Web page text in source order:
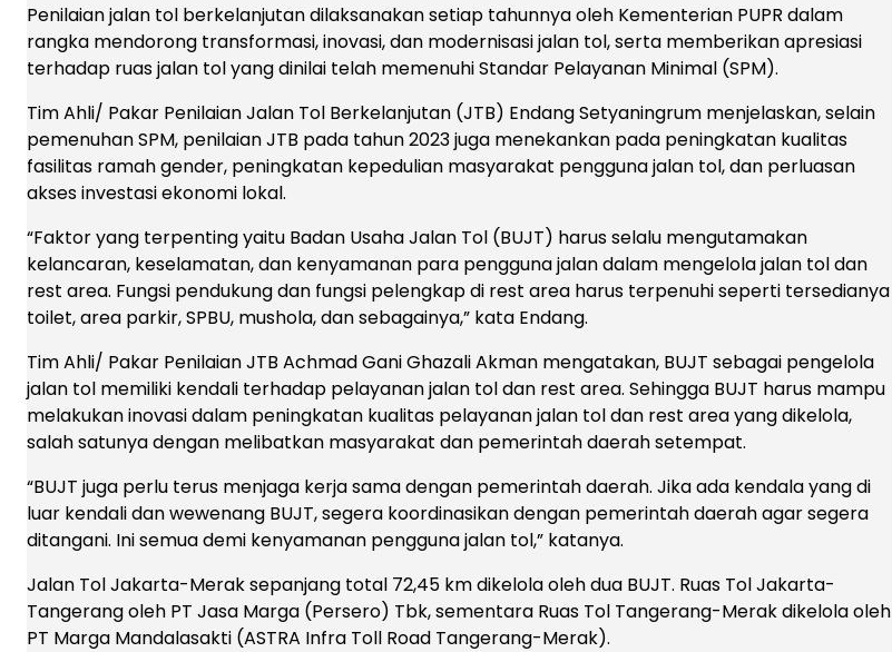
Penilaian jalan tol berkelanjutan dilaksanakan setiap tahunnya oleh Kementerian PUPR dalam
rangka mendorong transformasi, inovasi, dan modernisasi jalan tol, serta memberikan apresiasi
terhadap ruas jalan tol yang dinilai telah memenuhi Standar Pelayanan Minimal (SPM).
Tim Ahli/ Pakar Penilaian Jalan Tol Berkelanjutan (JTB) Endang Setyaningrum menjelaskan, selain
pemenuhan SPM, penilaian JTB pada tahun 2023 juga menekankan pada peningkatan kualitas
fasilitas ramah gender, peningkatan kepedulian masyarakat pengguna jalan tol, dan perluasan
akses investasi ekonomi lokal.
“Faktor yang terpenting yaitu Badan Usaha Jalan Tol (BUJT) harus selalu mengutamakan
kelancaran, keselamatan, dan kenyamanan para pengguna jalan dalam mengelola jalan tol dan
rest area. Fungsi pendukung dan fungsi pelengkap di rest area harus terpenuhi seperti tersedianya
toilet, area parkir, SPBU, mushola, dan sebagainya,” kata Endang.
Tim Ahli/ Pakar Penilaian JTB Achmad Gani Ghazali Akman mengatakan, BUJT sebagai pengelola
jalan tol memiliki kendali terhadap pelayanan jalan tol dan rest area. Sehingga BUJT harus mampu
melakukan inovasi dalam peningkatan kualitas pelayanan jalan tol dan rest area yang dikelola,
salah satunya dengan melibatkan masyarakat dan pemerintah daerah setempat.
“BUJT juga perlu terus menjaga kerja sama dengan pemerintah daerah. Jika ada kendala yang di
luar kendali dan wewenang BUJT, segera koordinasikan dengan pemerintah daerah agar segera
ditangani. Ini semua demi kenyamanan pengguna jalan tol,” katanya.
Jalan Tol Jakarta-Merak sepanjang total 72,45 km dikelola oleh dua BUJT. Ruas Tol Jakarta-
Tangerang oleh PT Jasa Marga (Persero) Tbk, sementara Ruas Tol Tangerang-Merak dikelola oleh
PT Marga Mandalasakti (ASTRA Infra Toll Road Tangerang-Merak).